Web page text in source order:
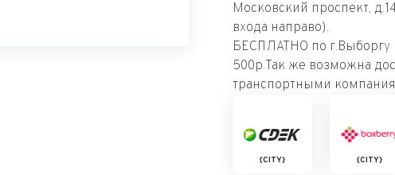
Московский проспект,
входа направо).
БЕСПЛАТНО по г.Выборгу
500р.Так же возможна
транспортными
{CITY} {CITY}